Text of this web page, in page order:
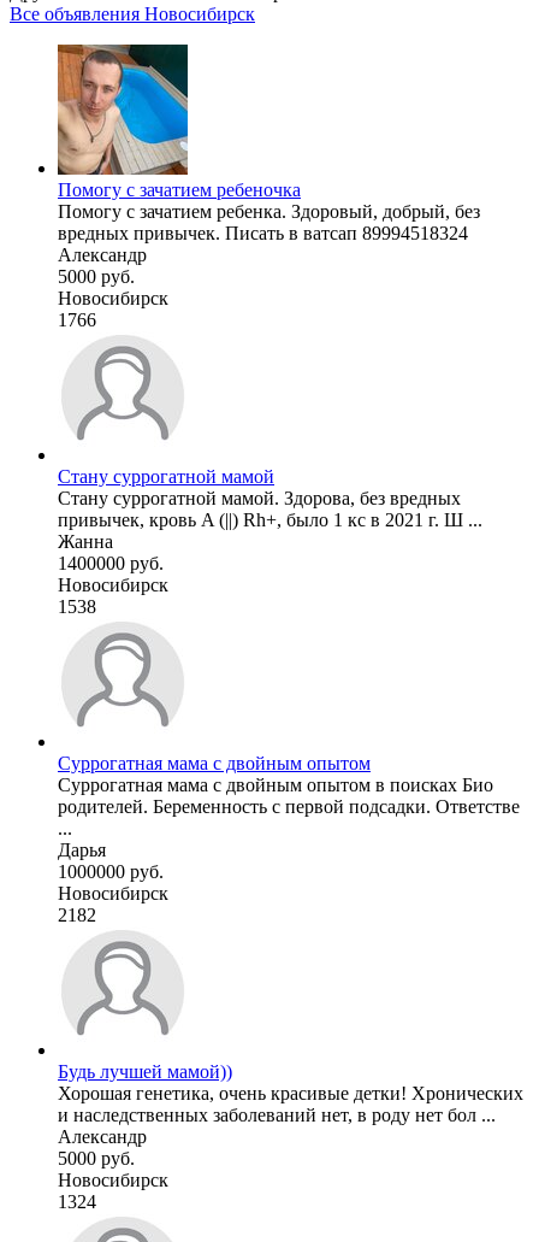
Все объявления Новосибирск
Помогу с зачатием ребеночка
Помогу с зачатием ребенка. Здоровый, добрый, без
вредных привычек. Писать в ватсап 89994518324
Александр
5000 руб.
Новосибирск
1766
Стану суррогатной мамой
Стану суррогатной мамой. Здорова, без вредных
привычек, кровь A (||) Rh+, было 1 кс в 2021 г. Ш ...
Жанна
1400000 руб.
Новосибирск
1538
Суррогатная мама с двойным опытом
Суррогатная мама с двойным опытом в поисках Био
родителей. Беременность с первой подсадки. Ответстве
...
Дарья
1000000 руб.
Новосибирск
2182
Будь лучшей мамой))
Хорошая генетика, очень красивые детки! Хронических
и наследственных заболеваний нет, в роду нет бол ...
Александр
5000 руб.
Новосибирск
1324